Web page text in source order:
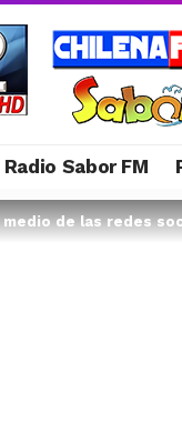
Radio Sabor FM
de las redes